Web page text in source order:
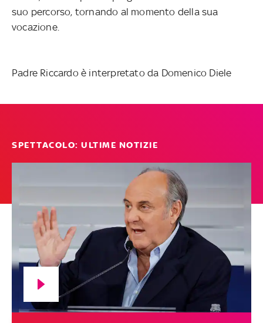
suo percorso, tornando al momento della sua
vocazione.
Padre Riccardo è interpretato da Domenico Diele
SPETTACOLO: ULTIME NOTIZIE